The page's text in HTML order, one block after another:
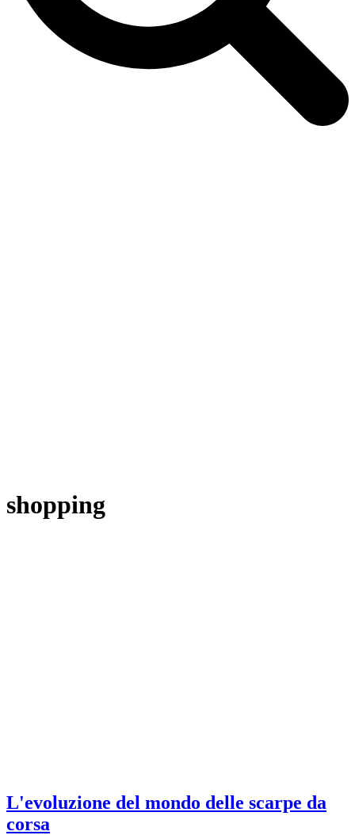
shopping
L'evoluzione del mondo delle scarpe da
corsa